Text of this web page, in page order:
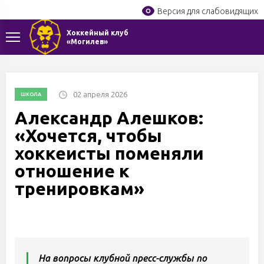
Версия для слабовидящих
Хоккейный клуб
«Могилев»
ШКОЛА 02 апреля 2026
Александр Алешков:
«Хочется, чтобы
хоккеисты поменяли
отношение к
тренировкам»
На вопросы клубной пресс-службы по